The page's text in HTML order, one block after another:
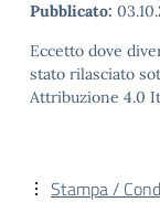
Pubblicato:
Eccetto dove
stato rilasciato
Attribuzione 4.0
Stampa /